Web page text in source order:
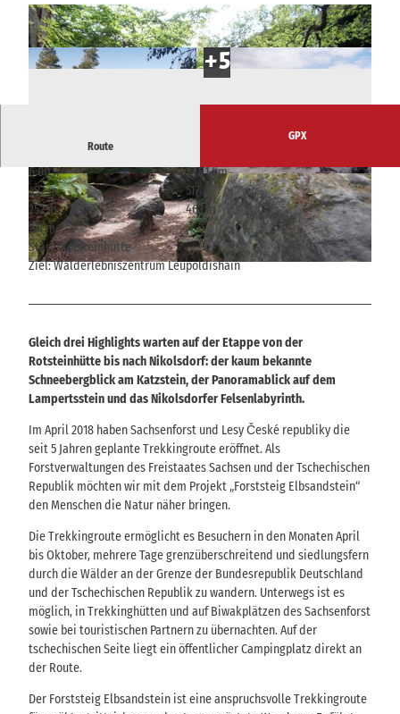
© Berhard Müller, Sachsenforst I Nationalpark- und Forstverwaltung Sächsische Schweiz |
© Tobias Rölke, Sachsenforst I Nationalpark- u
nd Forstverwaltung Sächsische Schweiz |
CC-BY
© Berhard Müller, Sachsenforst I Nationalpark-
und Forstverwaltung Sächsische Schweiz |
CC-BY
Route
GPX
6:00 h
17,81 km
432 m
517 m
252 m
463 m
211 m
Start: Rotsteinhütte
Ziel: Walderlebniszentrum Leupoldishain
Gleich drei Highlights warten auf der Etappe von der
Rotsteinhütte bis nach Nikolsdorf: der kaum bekannte
Schneebergblick am Katzstein, der Panoramablick auf dem
Lampertsstein und das Nikolsdorfer Felsenlabyrinth.
Im April 2018 haben Sachsenforst und Lesy České republiky die
seit 5 Jahren geplante Trekkingroute eröffnet. Als
Forstverwaltungen des Freistaates Sachsen und der Tschechischen
Republik möchten wir mit dem Projekt „Forststeig Elbsandstein“
den Menschen die Natur näher bringen.
Die Trekkingroute ermöglicht es Besuchern in den Monaten April
bis Oktober, mehrere Tage grenzüberschreitend und siedlungsfern
durch die Wälder an der Grenze der Bundesrepublik Deutschland
und der Tschechischen Republik zu wandern. Unterwegs ist es
möglich, in Trekkinghütten und auf Biwakplätzen des Sachsenforst
sowie bei touristischen Partnern zu übernachten. Auf der
tschechischen Seite liegt ein öffentlicher Campingplatz direkt an
der Route.
Der Forststeig Elbsandstein ist eine anspruchsvolle Trekkingroute